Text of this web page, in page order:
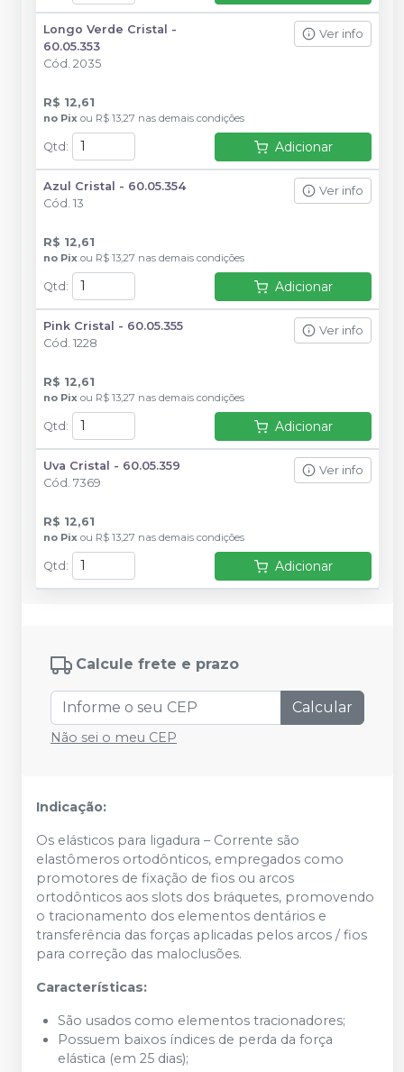
Longo Verde Cristal -
60.05.353
Cód. 2035
Ver info
R$ 12,61
no Pix ou R$ 13,27 nas demais condições
Qtd : Adicionar
Azul Cristal - 60.05.354
Cód. 13
Ver info
R$ 12,61
no Pix ou R$ 13,27 nas demais condições
Qtd : Adicionar
Pink Cristal - 60.05.355
Cód. 1228
Ver info
R$ 12,61
no Pix ou R$ 13,27 nas demais condições
Qtd : Adicionar
Uva Cristal - 60.05.359
Cód. 7369
Ver info
R$ 12,61
no Pix ou R$ 13,27 nas demais condições
Qtd : Adicionar
Calcule frete e prazo
Calcular
Não sei o meu CEP
Indicação:
Os elásticos para ligadura – Corrente são
elastômeros ortodônticos, empregados como
promotores de fixação de fios ou arcos
ortodônticos aos slots dos bráquetes, promovendo
o tracionamento dos elementos dentários e
transferência das forças aplicadas pelos arcos / fios
para correção das maloclusões.
Características:
São usados como elementos tracionadores;
Possuem baixos índices de perda da força
elástica (em 25 dias);